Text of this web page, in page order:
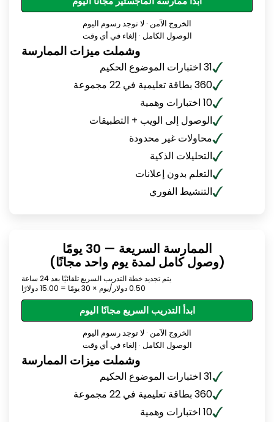
الممارسة السريعة — 30 يومًا
(وصول كامل لمدة يوم واحد مجانًا)
يتم تجديد خطة التدريب السريع تلقائيًا بعد 24 ساعة
0.50 دولار/يوم × 30 يومًا = 15.00 دولارًا
ابدأ التدريب السريع مجانًا اليوم
الخروج الآمن · لا توجد رسوم اليوم
الوصول الكامل · إلغاء في أي وقت
وشملت ميزات الممارسة
31 اختبارات الموضوع الحكيم
360 بطاقة تعليمية في 22 مجموعة
10 اختبارات وهمية
الخروج الآمن · لا توجد رسوم اليوم
الوصول الكامل · إلغاء في أي وقت
وشملت ميزات الممارسة
31 اختبارات الموضوع الحكيم
360 بطاقة تعليمية في 22 مجموعة
10 اختبارات وهمية
الوصول إلى الويب + التطبيقات
محاولات غير محدودة
التحليلات الذكية
التعلم بدون إعلانات
التنشيط الفوري